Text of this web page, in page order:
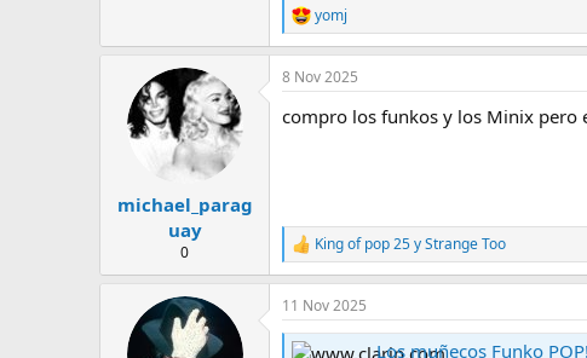
R
e
a
c
i
yomj
michael_parag
uay
0
8 Nov 2025
compro los funkos y los Minix pero
R
e
a
c
c
i
King of pop 25yStrange Too
11 Nov 2025
Los muñecos Funko POP! están al borde